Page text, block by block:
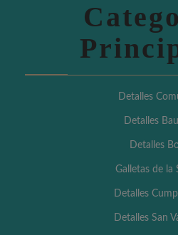
Detalles
Detalles
Detalles
Galletas de la
Detalles
Detalles San